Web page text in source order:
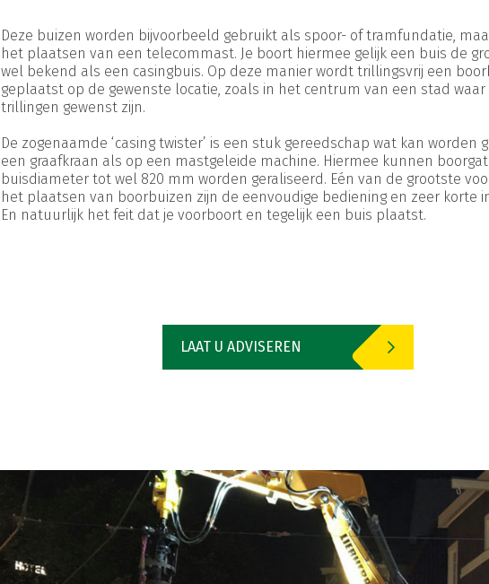
Deze buizen worden bijvoorbeeld gebruikt als spoor- of tramfundatie,
het plaatsen van een telecommast. Je boort hiermee gelijk een buis de
wel bekend als een casingbuis. Op deze manier wordt trillingsvrij een
geplaatst op de gewenste locatie, zoals in het centrum van een stad waar
trillingen gewenst zijn.
De zogenaamde ‘casing twister’ is een stuk gereedschap wat kan worden
een graafkraan als op een mastgeleide machine. Hiermee kunnen
buisdiameter tot wel 820 mm worden geraliseerd. Eén van de grootste
het plaatsen van boorbuizen zijn de eenvoudige bediening en zeer korte
En natuurlijk het feit dat je voorboort en tegelijk een buis plaatst.
LAAT U ADVISEREN